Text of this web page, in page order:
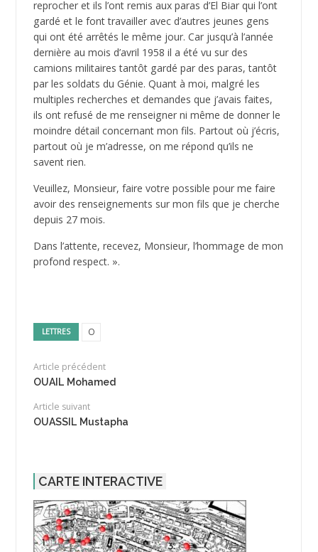
reprocher et ils l’ont remis aux paras d’El Biar qui l’ont
gardé et le font travailler avec d’autres jeunes gens
qui ont été arrêtés le même jour. Car jusqu’à l’année
dernière au mois d’avril 1958 il a été vu sur des
camions militaires tantôt gardé par des paras, tantôt
par les soldats du Génie. Quant à moi, malgré les
multiples recherches et demandes que j’avais faites,
ils ont refusé de me renseigner ni même de donner le
moindre détail concernant mon fils. Partout où j’écris,
partout où je m’adresse, on me répond qu’ils ne
savent rien.
Veuillez, Monsieur, faire votre possible pour me faire
avoir des renseignements sur mon fils que je cherche
depuis 27 mois.
Dans l’attente, recevez, Monsieur, l’hommage de mon
profond respect. ».
LETTRES O
Article précédent
OUAIL Mohamed
Article suivant
OUASSIL Mustapha
CARTE INTERACTIVE